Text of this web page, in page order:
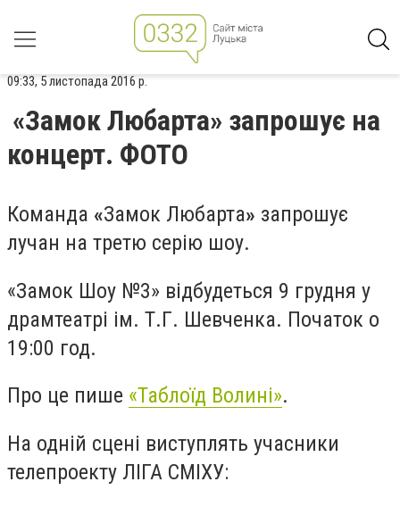
09:33, 5 листопада 2016 р.
«Замок Любарта» запрошує на
концерт. ФОТО
Команда «Замок Любарта» запрошує
лучан на третю серію шоу.
«Замок Шоу №3» відбудеться 9 грудня у
драмтеатрі ім. Т.Г. Шевченка. Початок о
19:00 год.
Про це пише «Таблоїд Волині».
На одній сцені виступлять учасники
телепроекту ЛІГА СМІХУ: